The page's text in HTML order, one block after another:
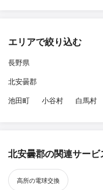
エリアで絞り込む
長野県
北安曇郡
池田町
小谷村 白馬村
北安曇郡の関連サービ
高所の電球交換